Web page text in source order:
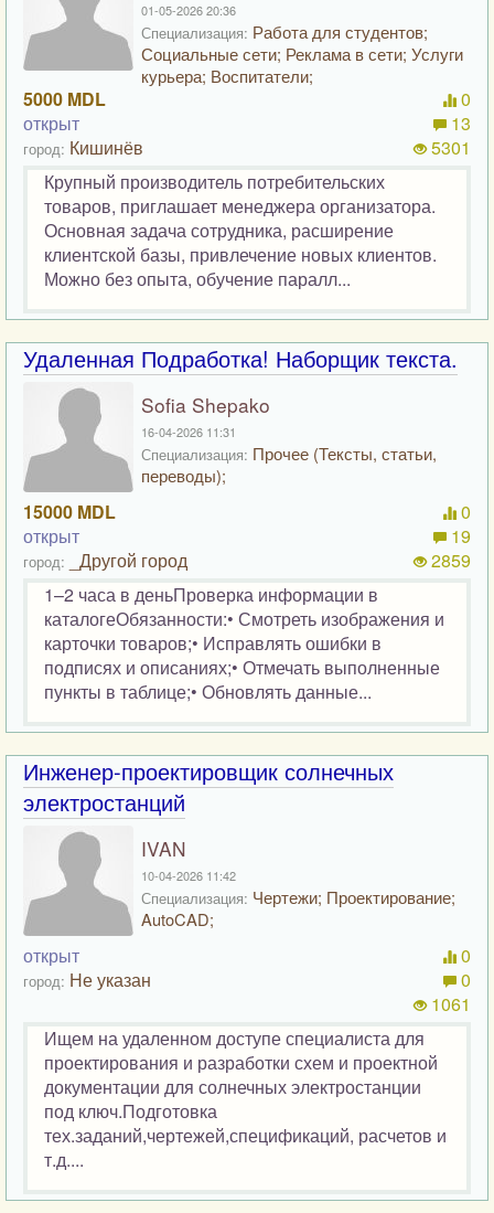
01-05-2026 20:36
Специализация: Работа для студентов;
Социальные сети; Реклама в сети; Услуги
курьера; Воспитатели;
5000 MDL
открыт
город: Кишинёв
0
13
5301
Крупный производитель потребительских
товаров, приглашает менеджера организатора.
Основная задача сотрудника, расширение
клиентской базы, привлечение новых клиентов.
Можно без опыта, обучение паралл...
Удаленная Подработка! Наборщик текста.
Sofia Shepako
16-04-2026 11:31
Специализация: Прочее (Тексты, статьи,
переводы);
15000 MDL
открыт
город: _Другой город
0
19
2859
1–2 часа в деньПроверка информации в
каталогеОбязанности:• Смотреть изображения и
карточки товаров;• Исправлять ошибки в
подписях и описаниях;• Отмечать выполненные
пункты в таблице;• Обновлять данные...
Инженер-проектировщик солнечных
электростанций
IVAN
10-04-2026 11:42
Специализация: Чертежи; Проектирование;
AutoCAD;
открыт
город: Не указан
0
0
1061
Ищем на удаленном доступе специалиста для
проектирования и разработки схем и проектной
документации для солнечных электростанции
под ключ.Подготовка
тех.заданий,чертежей,спецификаций, расчетов и
т.д....